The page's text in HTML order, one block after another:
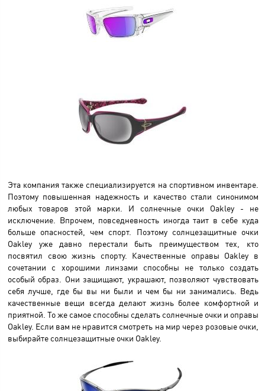
Эта компания также специализируется на спортивном инвентаре.
Поэтому повышенная надежность и качество стали синонимом
любых товаров этой марки. И солнечные очки Oakley - не
исключение. Впрочем, повседневность иногда таит в себе куда
больше опасностей, чем спорт. Поэтому солнцезащитные очки
Oakley уже давно перестали быть преимуществом тех, кто
посвятил свою жизнь спорту. Качественные оправы Oakley в
сочетании с хорошими линзами способны не только создать
особый образ. Они защищают, украшают, позволяют чувствовать
себя лучше, где бы вы ни были и чем бы ни занимались. Ведь
качественные вещи всегда делают жизнь более комфортной и
приятной. То же самое способны сделать солнечные очки и оправы
Oakley. Если вам не нравится смотреть на мир через розовые очки,
выбирайте солнцезащитные очки Oakley.